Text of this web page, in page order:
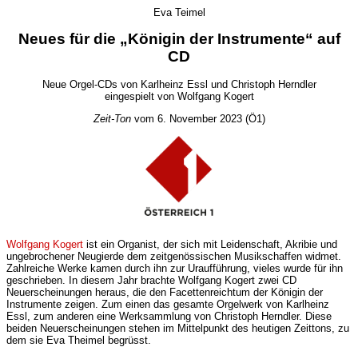
Eva Teimel
Neues für die „Königin der Instrumente“ auf
CD
Neue Orgel-CDs von Karlheinz Essl und Christoph Herndler
eingespielt von Wolfgang Kogert
Zeit-Tonvom 6. November 2023 (Ö1)
Wolfgang Kogert ist ein Organist, der sich mit Leidenschaft, Akribie und
ungebrochener Neugierde dem zeitgenössischen Musikschaffen widmet.
Zahlreiche Werke kamen durch ihn zur Uraufführung, vieles wurde für ihn
geschrieben. In diesem Jahr brachte Wolfgang Kogert zwei CD
Neuerscheinungen heraus, die den Facettenreichtum der Königin der
Instrumente zeigen. Zum einen das gesamte Orgelwerk von Karlheinz
Essl, zum anderen eine Werksammlung von Christoph Herndler. Diese
beiden Neuerscheinungen stehen im Mittelpunkt des heutigen Zeittons, zu
dem sie Eva Theimel begrüsst.